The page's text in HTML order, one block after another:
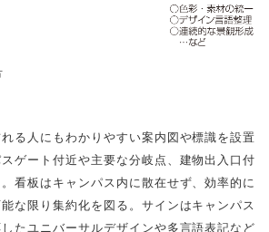
る人にもわかりやすい案内図や標識を設置
ゲート付近や主要な分岐点、建物出入口付
看板はキャンパス内に散在せず、効率的に
な限り集約化を図る。サインはキャンパス
たユニバーサルデザインや多言語表記など